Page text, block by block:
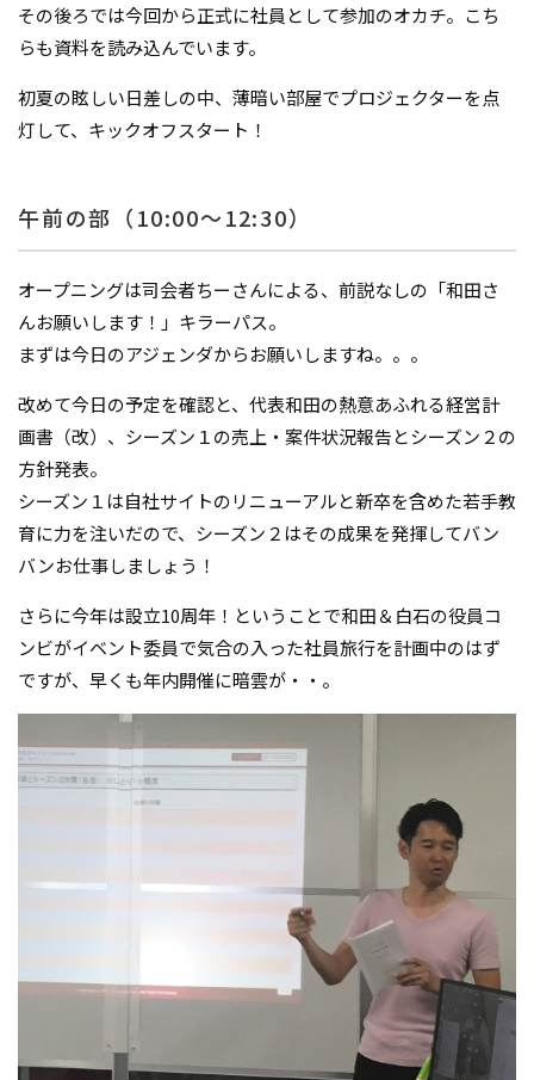
その後ろでは今回から正式に社員として参加のオカチ。こち
らも資料を読み込んでいます。
初夏の眩しい日差しの中、薄暗い部屋でプロジェクターを点
灯して、キックオフスタート！
午前の部（10:00～12:30）
オープニングは司会者ちーさんによる、前説なしの「和田さ
んお願いします！」キラーパス。
まずは今日のアジェンダからお願いしますね。。。
改めて今日の予定を確認と、代表和田の熱意あふれる経営計
画書（改）、シーズン１の売上・案件状況報告とシーズン２の
方針発表。
シーズン１は自社サイトのリニューアルと新卒を含めた若手教
育に力を注いだので、シーズン２はその成果を発揮してバン
バンお仕事しましょう！
さらに今年は設立10周年！ということで和田＆白石の役員コ
ンビがイベント委員で気合の入った社員旅行を計画中のはず
ですが、早くも年内開催に暗雲が・・。